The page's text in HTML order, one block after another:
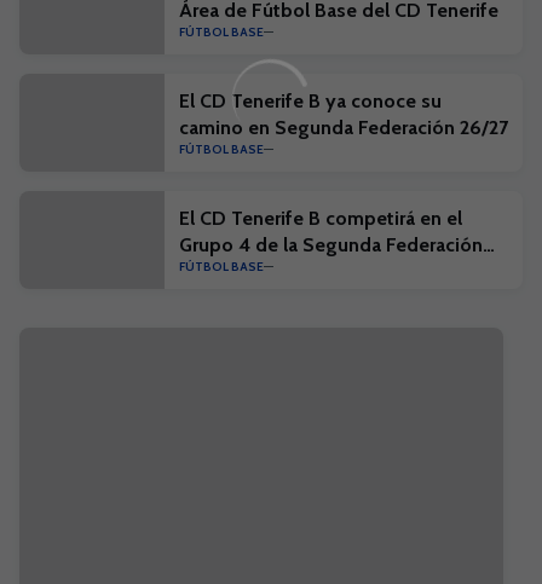
Área de Fútbol Base del CD Tenerife
FÚTBOL BASE
El CD Tenerife B ya conoce su
camino en Segunda Federación 26/27
FÚTBOL BASE
El CD Tenerife B competirá en el
Grupo 4 de la Segunda Federación
26/27
FÚTBOL BASE